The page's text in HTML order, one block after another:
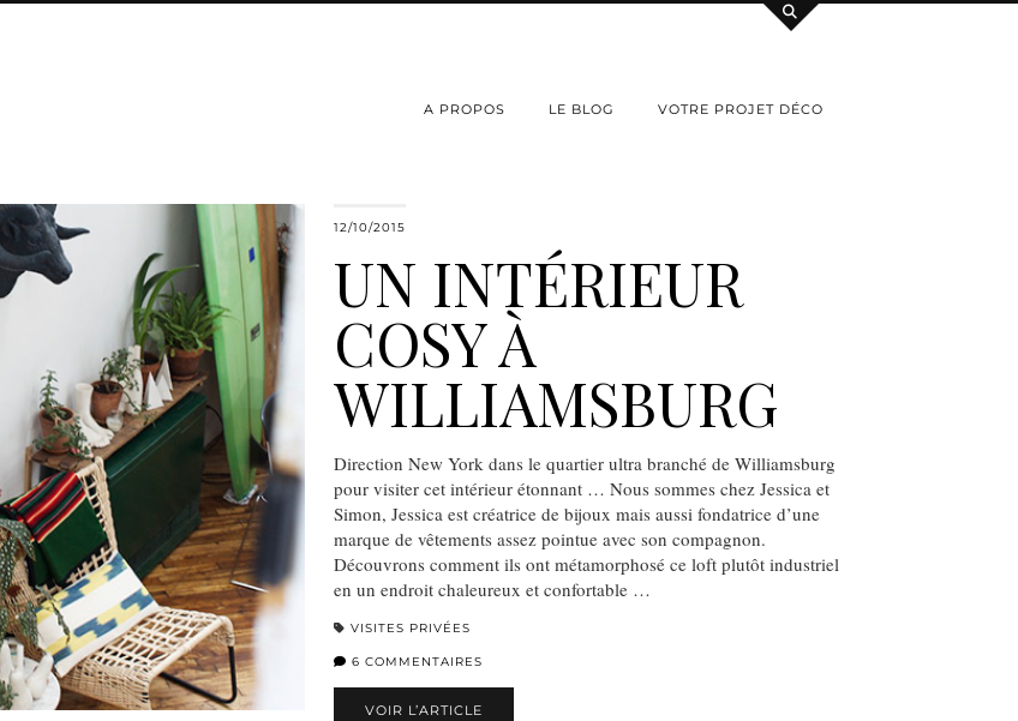
A PROPOS LE BLOG VOTRE PROJET DÉCO
12/10/2015
UN INTÉRIEUR
COSY À
WILLIAMSBURG
Direction New York dans le quartier ultra branché de Williamsburg
pour visiter cet intérieur étonnant … Nous sommes chez Jessica et
Simon, Jessica est créatrice de bijoux mais aussi fondatrice d’une
marque de vêtements assez pointue avec son compagnon.
Découvrons comment ils ont métamorphosé ce loft plutôt industriel
en un endroit chaleureux et confortable …
VISITES PRIVÉES
6 COMMENTAIRES
VOIR L’ARTICLE